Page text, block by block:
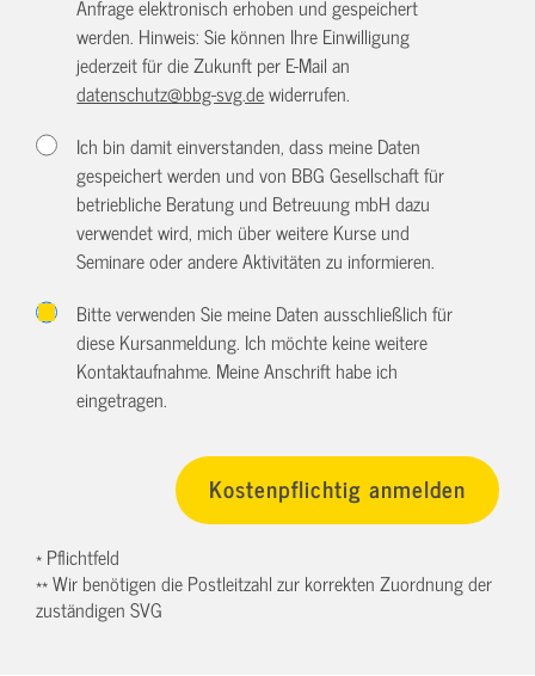
Anfrage elektronisch erhoben und gespeichert
werden. Hinweis: Sie können Ihre Einwilligung
jederzeit für die Zukunft per E-Mail an
datenschutz@bbg-svg.dewiderrufen.
Ich bin damit einverstanden, dass meine Daten
gespeichert werden und von BBG Gesellschaft für
betriebliche Beratung und Betreuung mbH dazu
verwendet wird, mich über weitere Kurse und
Seminare oder andere Aktivitäten zu informieren.
Bitte verwenden Sie meine Daten ausschließlich für
diese Kursanmeldung. Ich möchte keine weitere
Kontaktaufnahme. Meine Anschrift habe ich
eingetragen.
* Pflichtfeld
** Wir benötigen die Postleitzahl zur korrekten Zuordnung der
zuständigen SVG